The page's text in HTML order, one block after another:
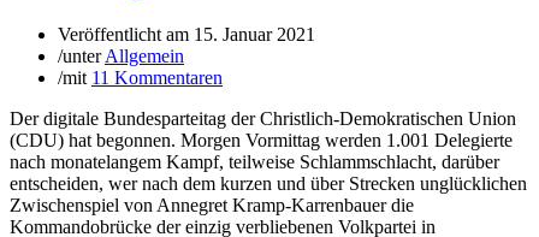
Veröffentlicht am 15. Januar 2021
/unterAllgemein
/mit 11 Kommentaren
Der digitale Bundesparteitag der Christlich-Demokratischen Union
(CDU) hat begonnen. Morgen Vormittag werden 1.001 Delegierte
nach monatelangem Kampf, teilweise Schlammschlacht, darüber
entscheiden, wer nach dem kurzen und über Strecken unglücklichen
Zwischenspiel von Annegret Kramp-Karrenbauer die
Kommandobrücke der einzig verbliebenen Volkpartei in